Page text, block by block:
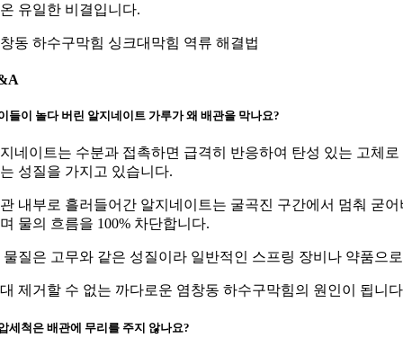
유일한 비결입니다.
동 하수구막힘 싱크대막힘 역류 해결법
들이 놀다 버린 알지네이트 가루가 왜 배관을 막나요?
네이트는 수분과 접촉하면 급격히 반응하여 탄성 있는 고체로
성질을 가지고 있습니다.
내부로 흘러들어간 알지네이트는 굴곡진 구간에서 멈춰 굳어
물의 흐름을 100% 차단합니다.
물질은 고무와 같은 성질이라 일반적인 스프링 장비나 약품으
제거할 수 없는 까다로운 염창동 하수구막힘의 원인이 됩니
세척은 배관에 무리를 주지 않나요?